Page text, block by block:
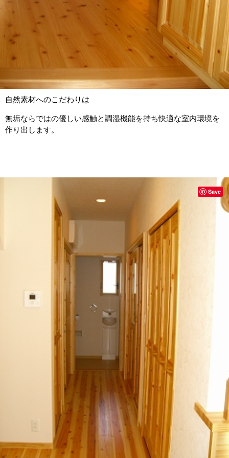
自然素材へのこだわりは
無垢ならではの優しい感触と調湿機能を持ち快適な室内環境を
作り出します。
Save